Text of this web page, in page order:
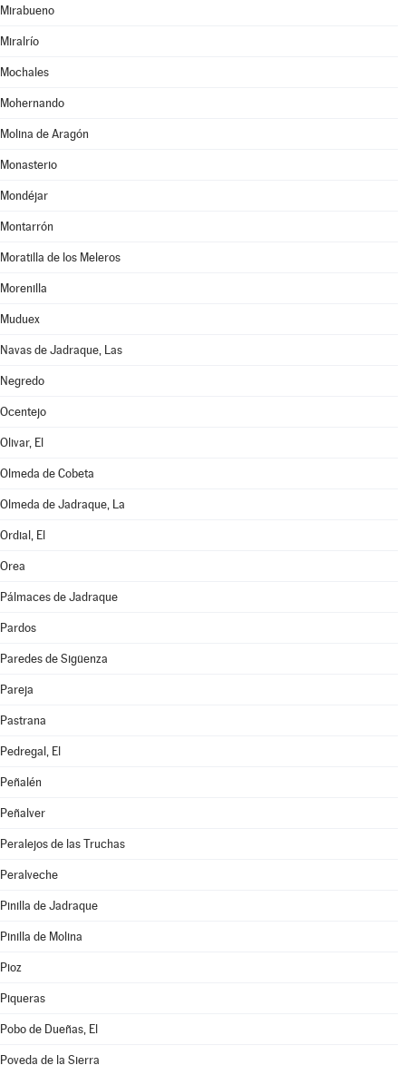
Mirabueno
Miralrío
Mochales
Mohernando
Molina de Aragón
Monasterio
Mondéjar
Montarrón
Moratilla de los Meleros
Morenilla
Muduex
Navas de Jadraque, Las
Negredo
Ocentejo
Olivar, El
Olmeda de Cobeta
Olmeda de Jadraque, La
Ordial, El
Orea
Pálmaces de Jadraque
Pardos
Paredes de Sigüenza
Pareja
Pastrana
Pedregal, El
Peñalén
Peñalver
Peralejos de las Truchas
Peralveche
Pinilla de Jadraque
Pinilla de Molina
Pioz
Piqueras
Pobo de Dueñas, El
Poveda de la Sierra